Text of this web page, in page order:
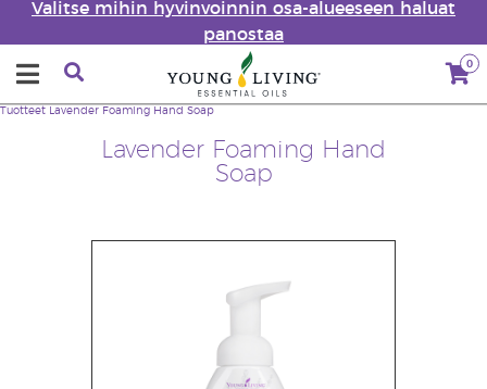
Valitse mihin hyvinvoinnin osa-alueeseen haluat
panostaa
0
Lavender Foaming Hand
Soap
Tuotteet Lavender Foaming Hand Soap